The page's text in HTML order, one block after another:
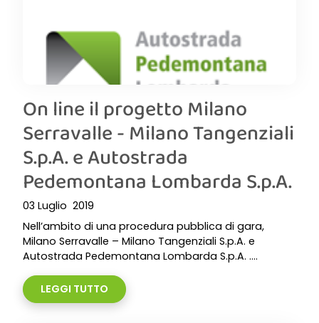
On line il progetto Milano
Serravalle - Milano Tangenziali
S.p.A. e Autostrada
Pedemontana Lombarda S.p.A.
03 Luglio 2019
Nell’ambito di una procedura pubblica di gara,
Milano Serravalle – Milano Tangenziali S.p.A. e
Autostrada Pedemontana Lombarda S.p.A. ....
LEGGI TUTTO